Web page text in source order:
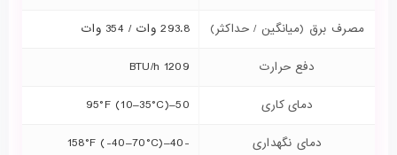
مصرف برق (میانگین / حداکثر) 293.8 وات / 354 وات
دفع حرارت 1209 BTU/h
دمای کاری 50–95°F (10–35°C)
دمای نگهداری -40–158°F (-40–70°C)